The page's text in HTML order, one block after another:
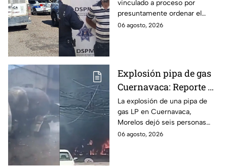
discapacidad en
Mexicali, BC
vinculado a proceso por
presuntamente ordenar el
ataque de 16 perros contra su
06 agosto, 2026
Explosión pipa de gas
Cuernavaca: Reporte de
víctimas tras estallido
en Morelos
La explosión de una pipa de
gas LP en Cuernavaca,
Morelos dejó seis personas
hospitalizadas. IMSS informó
06 agosto, 2026